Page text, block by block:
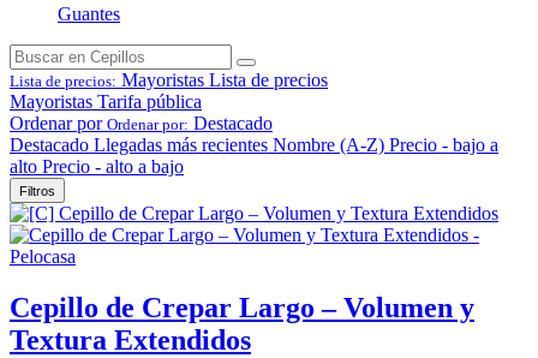
Guantes
Lista de precios: Mayoristas Lista de precios
Mayoristas Tarifa pública
Ordenar por Ordenar por: Destacado
Destacado Llegadas más recientes Nombre (A-Z) Precio - bajo a
alto Precio - alto a bajo
Filtros
Cepillo de Crepar Largo – Volumen y
Textura Extendidos